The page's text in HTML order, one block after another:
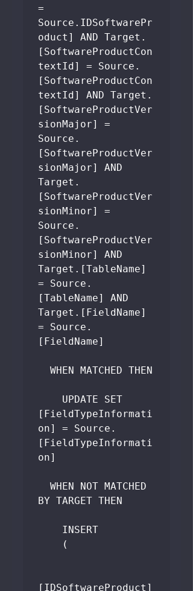
=
Source.IDSoftwarePr
oduct] AND Target.
[SoftwareProductCon
textId] = Source.
[SoftwareProductCon
textId] AND Target.
[SoftwareProductVer
sionMajor] =
Source.
[SoftwareProductVer
sionMajor] AND
Target.
[SoftwareProductVer
sionMinor] =
Source.
[SoftwareProductVer
sionMinor] AND
Target.[TableName]
= Source.
[TableName] AND
Target.[FieldName]
= Source.
[FieldName]
[FieldTypeInformati
on] = Source.
[FieldTypeInformati
on]
BY TARGET THEN
[IDSoftwareProduct]